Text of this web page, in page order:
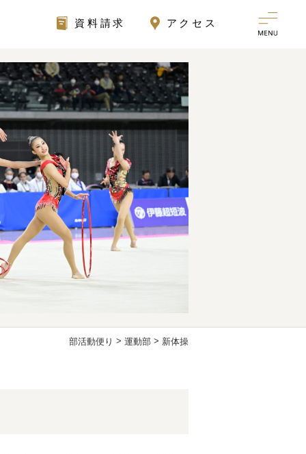
資料請求 アクセス
部活動便り > 運動部 > 新体操